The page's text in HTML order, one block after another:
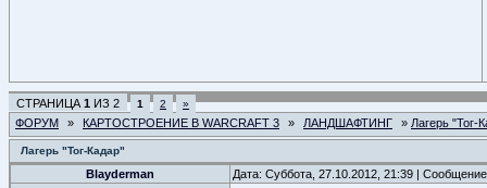
СТРАНИЦА 1 ИЗ 2 1 2 »
ФОРУМ » КАРТОСТРОЕНИЕ В WARCRAFT 3 » ЛАНДШАФТИНГ » Лагерь "Тог-
Лагерь "Тог-Кадар"
Blayderman Дата: Суббота, 27.10.2012, 21:39 |